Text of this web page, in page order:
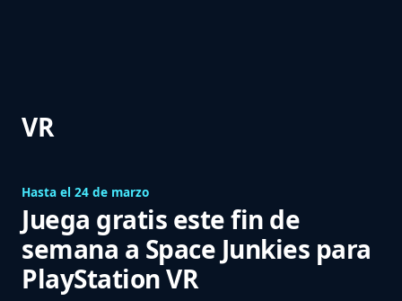
VR
Hasta el 24 de marzo
Juega gratis este fin de
semana a Space Junkies para
PlayStation VR